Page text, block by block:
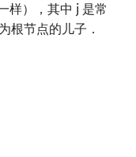
样），其中 j 是常
根节点的儿子．